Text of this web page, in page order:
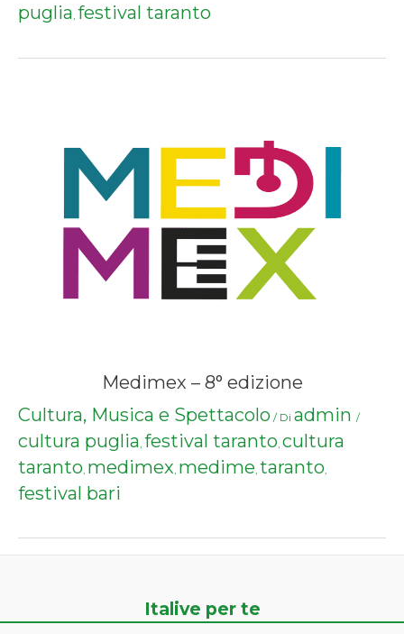
puglia, festival taranto
Medimex – 8° edizione
Cultura, Musica e Spettacolo / Di admin /
cultura puglia festival taranto cultura
taranto medimex medime taranto
festival bari
Italive per te